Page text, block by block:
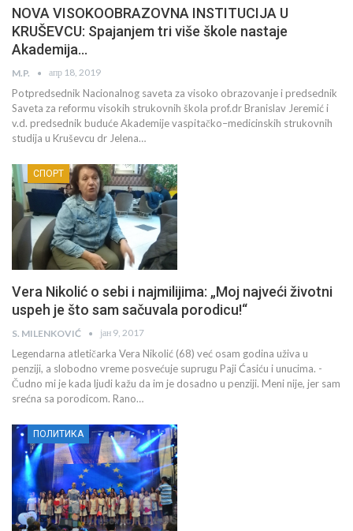
NOVA VISOKOOBRAZOVNA INSTITUCIJA U
KRUŠEVCU: Spajanjem tri više škole nastaje
Akademija…
M.P. апр 18, 2019
Potpredsednik Nacionalnog saveta za visoko obrazovanje i predsednik
Saveta za reformu visokih strukovnih škola prof.dr Branislav Jeremić i
v.d. predsednik buduće Akademije vaspitačko–medicinskih strukovnih
studija u Kruševcu dr Jelena…
СПОРТ
Vera Nikolić o sebi i najmilijima: „Moj najveći životni
uspeh je što sam sačuvala porodicu!“
S. MILENKOVIĆ јан 9, 2017
Legendarna atletičarka Vera Nikolić (68) već osam godina uživa u
penziji, a slobodno vreme posvećuje suprugu Paji Ćasiću i unucima. -
Čudno mi je kada ljudi kažu da im je dosadno u penziji. Meni nije, jer sam
srećna sa porodicom. Rano…
ПОЛИТИКА